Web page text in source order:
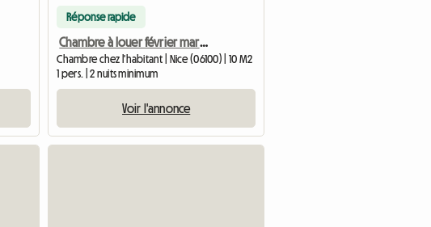
Réponse rapide
Chambre à louer février mars 2025
Chambre chez l'habitant | Nice (06100) | 10 M2
1 pers. | 2 nuits minimum
Voir l'annonce